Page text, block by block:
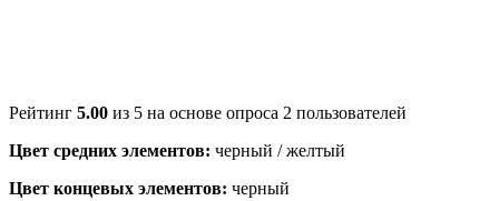
Рейтинг 5.00 из 5 на основе опроса 2 пользователей
Цвет средних элементов: черный / желтый
Цвет концевых элементов: черный